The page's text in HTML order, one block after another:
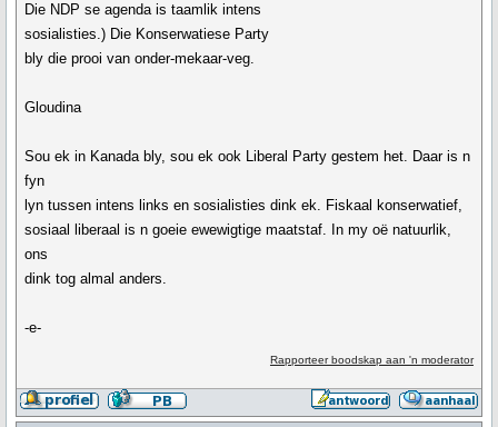
Die NDP se agenda is taamlik intens
sosialisties.) Die Konserwatiese Party
bly die prooi van onder-mekaar-veg.
Gloudina
Sou ek in Kanada bly, sou ek ook Liberal Party gestem het. Daar is n
fyn
lyn tussen intens links en sosialisties dink ek. Fiskaal konserwatief,
sosiaal liberaal is n goeie ewewigtige maatstaf. In my oë natuurlik,
ons
dink tog almal anders.
-e-
Rapporteer boodskap aan 'n moderator